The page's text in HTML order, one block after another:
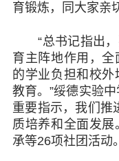
育锻炼，同大家亲
“总书记指出
育主阵地作用，
的学业负担和校
教育。”绥德实验
重要指示，我们推
质培养和全面发
承等26项社团活动